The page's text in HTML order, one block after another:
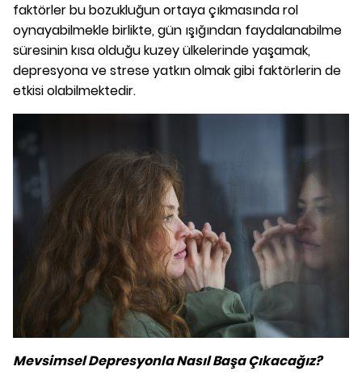
faktörler bu bozukluğun ortaya çıkmasında rol
oynayabilmekle birlikte, gün ışığından faydalanabilme
süresinin kısa olduğu kuzey ülkelerinde yaşamak,
depresyona ve strese yatkın olmak gibi faktörlerin de
etkisi olabilmektedir.
Mevsimsel Depresyonla Nasıl Başa Çıkacağız?